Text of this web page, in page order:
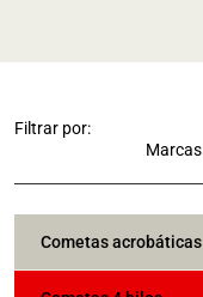
Filtrar por:
Cometas acrobáticas